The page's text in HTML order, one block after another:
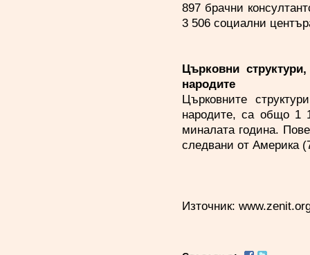
897 брачни
3 506 социални
Църковни
народите
Църковните
народите, са общо 1
миналата година.
следвани от Америка
Източник: